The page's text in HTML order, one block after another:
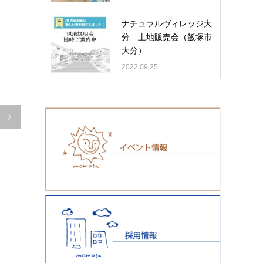

ナチュラルヴィレッジ大
分 土地販売会（飯塚市
大分）
2022.09.25